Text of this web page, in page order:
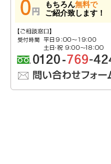
もちろん無料で
ご紹介致します！